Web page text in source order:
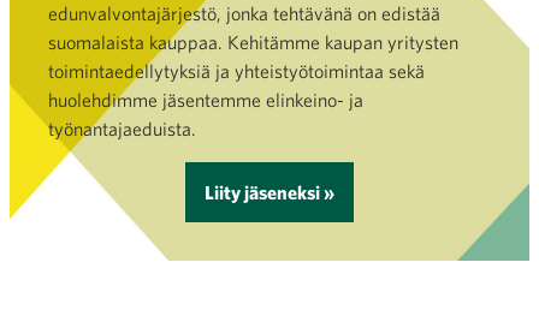
edunvalvontajärjestö, jonka tehtävänä on edistää
suomalaista kauppaa. Kehitämme kaupan yritysten
toimintaedellytyksiä ja yhteistyötoimintaa sekä
huolehdimme jäsentemme elinkeino- ja
työnantajaeduista.
Liity jäseneksi »